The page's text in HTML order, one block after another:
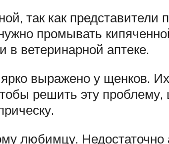
так как
промывать
в ветеринарной аптеке.
выражено у щенков.
решить эту проблему,
любимцу. Недостаточно